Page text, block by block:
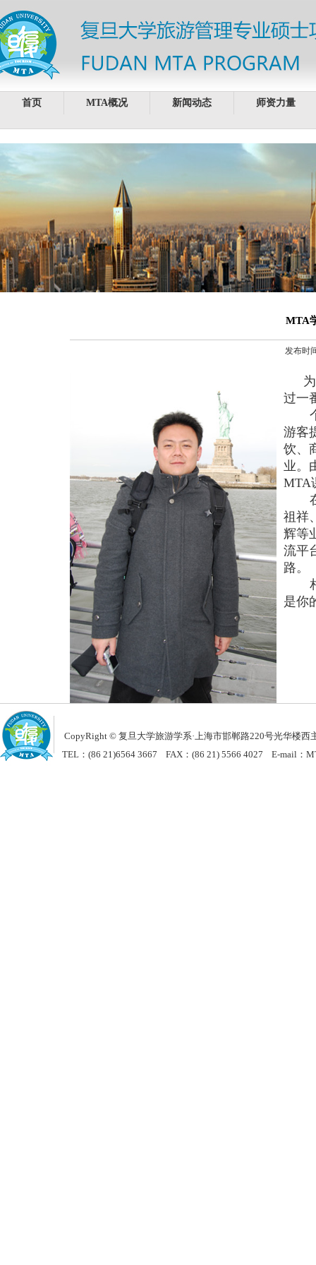
首页 MTA概况 新闻动态 师资力量
MTA
发布时
过一
游客
饮、
业。
MTA
祖祥
辉等
流平
路。
是你
CopyRight © 复旦大学旅游学系·上海市邯郸路220号光华楼西
TEL：(86 21)6564 3667 FAX：(86 21) 5566 4027 E-mail：